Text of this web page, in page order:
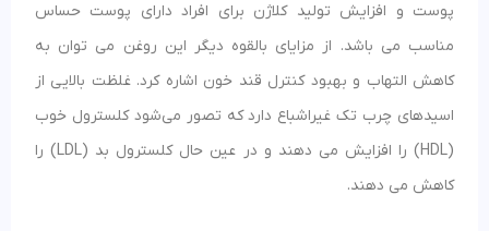
پوست و افزایش تولید کلاژن برای افراد دارای پوست حساس
مناسب می باشد. از مزایای بالقوه دیگر این روغن می توان به
کاهش التهاب و بهبود کنترل قند خون اشاره کرد. غلظت بالایی از
اسیدهای چرب تک غیراشباع دارد که تصور می‌شود کلسترول خوب
(HDL) را افزایش می دهند و در عین حال کلسترول بد (LDL) را
کاهش می‌ دهند.